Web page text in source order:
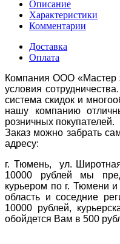
Описание
Характеристики
Комментарии
Доставка
Оплата
Компания ООО «Мастер
условия
система скидок и
нашу компанию
розничных покупателей.
Заказ можно забрать
адресу:
г. Тюмень, ул.
10000 рублей мы
курьером по г. Тюмени
область и соседние
10000 рублей,
обойдется Вам в 500